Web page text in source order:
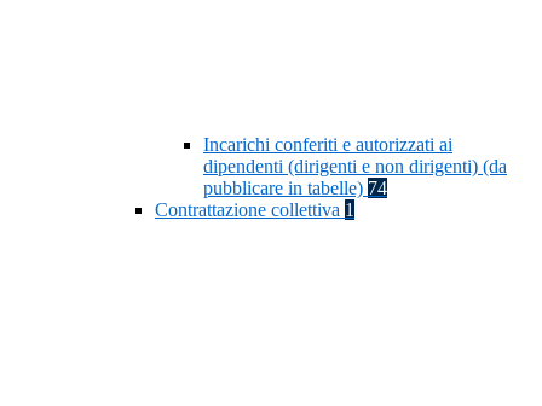
Incarichi conferiti e autorizzati ai
dipendenti (dirigenti e non dirigenti) (da
pubblicare in tabelle) 74
Contrattazione collettiva 1